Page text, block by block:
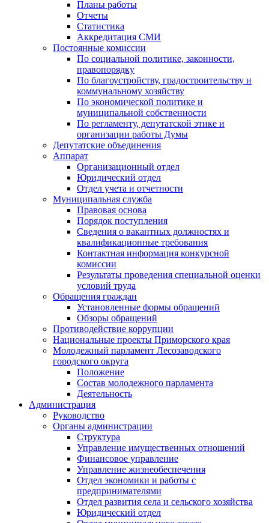
Планы работы
Отчеты
Статистика
Аккредитация СМИ
Постоянные комиссии
По социальной политике, законности,
правопорядку
По благоустройству, градостроительству и
коммунальному хозяйству
По экономической политике и
муниципальной собственности
По регламенту, депутатской этике и
организации работы Думы
Депутатские объединения
Аппарат
Организационный отдел
Юридический отдел
Отдел учета и отчетности
Муниципальная служба
Правовая основа
Порядок поступления
Сведения о вакантных должностях и
квалификационные требования
Контактная информация конкурсной
комиссии
Результаты проведения специальной оценки
условий труда
Обращения граждан
Установленные формы обращений
Обзоры обращений
Противодействие коррупции
Национальные проекты Приморского края
Молодежный парламент Лесозаводского
городского округа
Положение
Состав молодежного парламента
Деятельность
Администрация
Руководство
Органы администрации
Структура
Управление имущественных отношений
Финансовое управление
Управление жизнеобеспечения
Отдел экономики и работы с
предпринимателями
Отдел развития села и сельского хозяйства
Юридический отдел